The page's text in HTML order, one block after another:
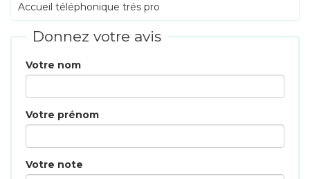
Accueil téléphonique trés pro
Donnez votre avis
Votre nom
Votre prénom
Votre note